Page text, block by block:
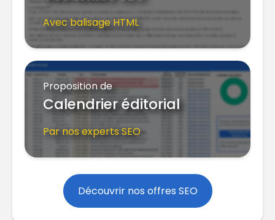
Avec balisage HTML
Proposition de
Calendrier éditorial
Par nos experts SEO
Découvrir nos offres SEO